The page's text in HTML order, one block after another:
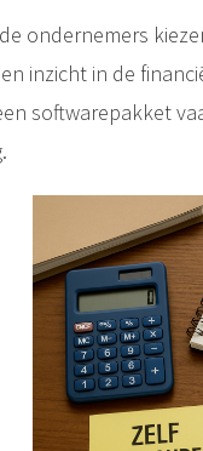
ondernemers
inzicht in de
softwarepakket